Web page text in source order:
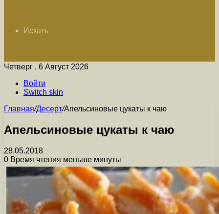
Искать
Четверг , 6 Август 2026
Войти
Switch skin
Главная/Десерт/Апельсиновые цукаты к чаю
Апельсиновые цукаты к чаю
28.05.2018
0 Время чтения меньше минуты